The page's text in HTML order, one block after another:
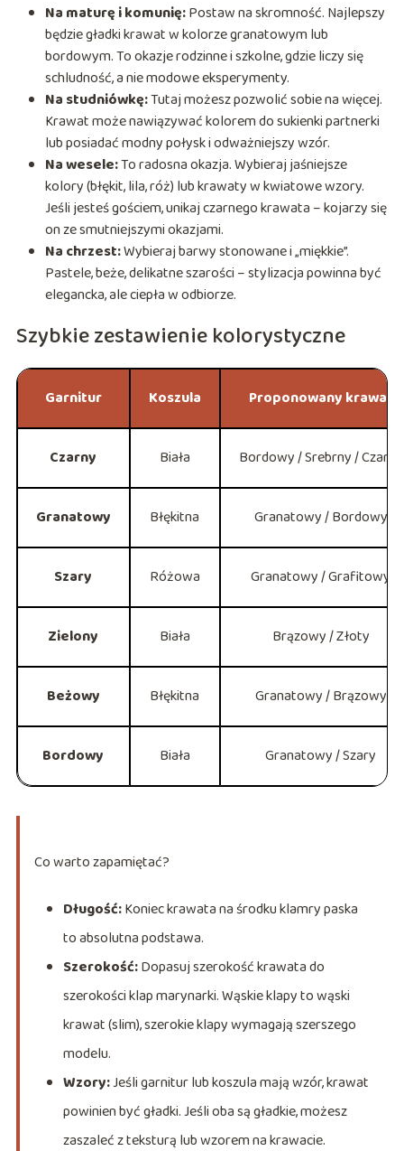
Na maturę i komunię:Postaw na skromność. Najlepszy
będzie gładki krawat w kolorze granatowym lub
bordowym. To okazje rodzinne i szkolne, gdzie liczy się
schludność, a nie modowe eksperymenty.
Na studniówkę:Tutaj możesz pozwolić sobie na więcej.
Krawat może nawiązywać kolorem do sukienki partnerki
lub posiadać modny połysk i odważniejszy wzór.
Na wesele:To radosna okazja. Wybieraj jaśniejsze
kolory (błękit, lila, róż) lub krawaty w kwiatowe wzory.
Jeśli jesteś gościem, unikaj czarnego krawata – kojarzy się
on ze smutniejszymi okazjami.
Na chrzest:Wybieraj barwy stonowane i „miękkie”.
Pastele, beże, delikatne szarości – stylizacja powinna być
elegancka, ale ciepła w odbiorze.
Szybkie zestawienie kolorystyczne
Garnitur Koszula Proponowany krawat
Czarny Biała Bordowy / Srebrny / Czarny
Granatowy Błękitna Granatowy / Bordowy
Szary Różowa Granatowy / Grafitowy
Zielony Biała Brązowy / Złoty
Beżowy Błękitna Granatowy / Brązowy
Bordowy Biała Granatowy / Szary
Co warto zapamiętać?
Długość:Koniec krawata na środku klamry paska
to absolutna podstawa.
Szerokość:Dopasuj szerokość krawata do
szerokości klap marynarki. Wąskie klapy to wąski
krawat (slim), szerokie klapy wymagają szerszego
modelu.
Wzory:Jeśli garnitur lub koszula mają wzór, krawat
powinien być gładki. Jeśli oba są gładkie, możesz
zaszaleć z teksturą lub wzorem na krawacie.